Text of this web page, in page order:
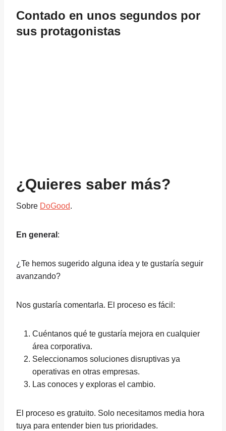
Contado en unos segundos por
sus protagonistas
¿Quieres saber más?
Sobre DoGood.
En general :
¿Te hemos sugerido alguna idea y te gustaría seguir
avanzando?
Nos gustaría comentarla. El proceso es fácil:
Cuéntanos qué te gustaría mejora en cualquier
área corporativa.
Seleccionamos soluciones disruptivas ya
operativas en otras empresas.
Las conoces y exploras el cambio.
El proceso es gratuito. Solo necesitamos media hora
tuya para entender bien tus prioridades.